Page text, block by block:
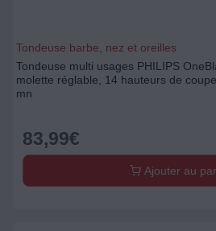
Tondeuse barbe, nez et oreilles
Tondeuse multi usages PHILIPS
molette réglable, 14 hauteurs de
mn
83,99€
Ajouter au